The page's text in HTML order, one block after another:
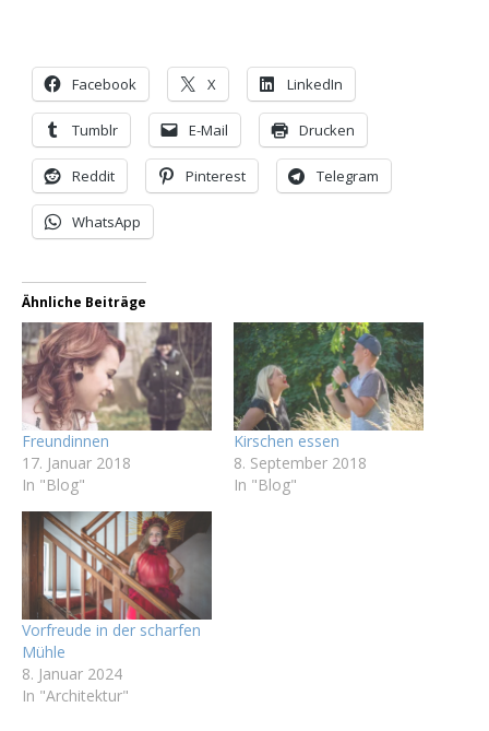
Facebook X LinkedIn
Tumblr E-Mail Drucken
Reddit Pinterest Telegram
WhatsApp
Ähnliche Beiträge
Freundinnen
17. Januar 2018
In "Blog"
Kirschen essen
8. September 2018
In "Blog"
Vorfreude in der scharfen
Mühle
8. Januar 2024
In "Architektur"